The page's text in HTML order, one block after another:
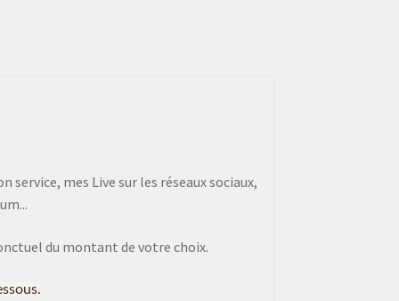
service, mes Live sur les réseaux sociaux,
du montant de votre choix.